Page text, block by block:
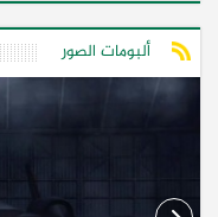
ألبومات الصور